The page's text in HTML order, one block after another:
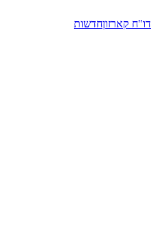
דו"ח קארזוןחדשות